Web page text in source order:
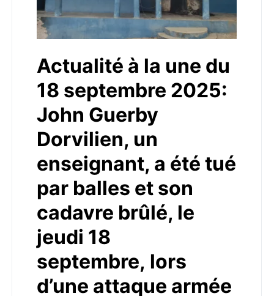
Actualité à la une du
18 septembre 2025:
John Guerby
Dorvilien, un
enseignant, a été tué
par balles et son
cadavre brûlé, le
jeudi 18
septembre, lors
d’une attaque armée